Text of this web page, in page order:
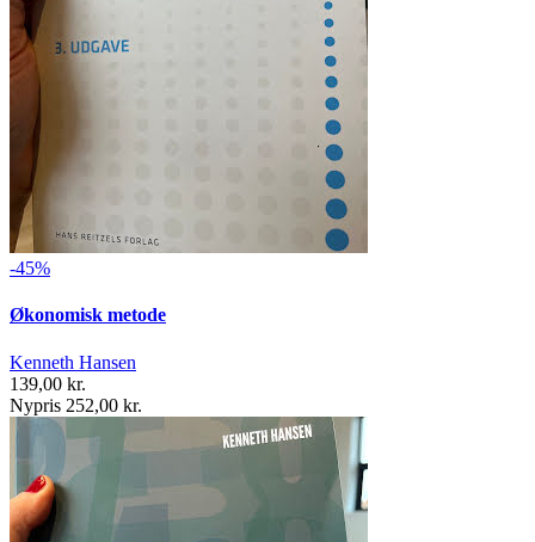
-45%
Økonomisk metode
Kenneth Hansen
139,00 kr.
Nypris 252,00 kr.